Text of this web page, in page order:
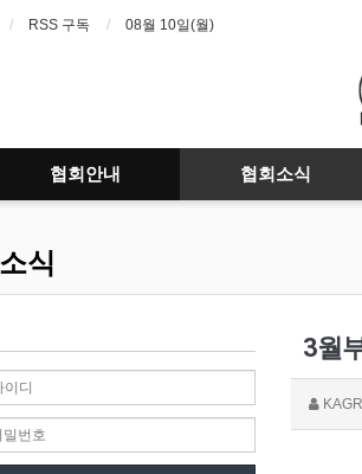
RSS 구독 08월 10일(월)
협회안내 협회소식
식
3월